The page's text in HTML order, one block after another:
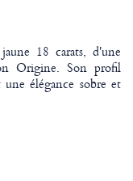
18 carats, d'une
Origine. Son profil
élégance sobre et